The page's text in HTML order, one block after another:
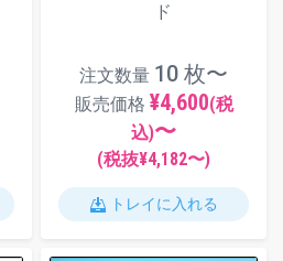
ド
注文数量 10 枚〜
販売価格 ¥4,600(税
込)〜
(税抜¥4,182〜)
トレイに入れる